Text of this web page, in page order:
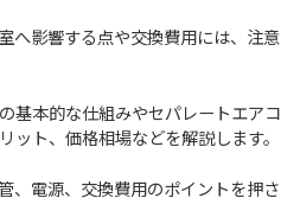
へ影響する点や交換費用には、注意
基本的な仕組みやセパレートエアコ
ット、価格相場などを解説します。
、電源、交換費用のポイントを押さ